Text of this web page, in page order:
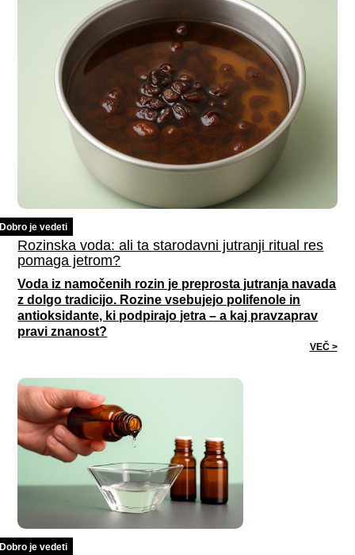
Dobro je vedeti
Rozinska voda: ali ta starodavni jutranji ritual res
pomaga jetrom?
Voda iz namočenih rozin je preprosta jutranja navada
z dolgo tradicijo. Rozine vsebujejo polifenole in
antioksidante, ki podpirajo jetra – a kaj pravzaprav
pravi znanost?
VEČ >
Dobro je vedeti